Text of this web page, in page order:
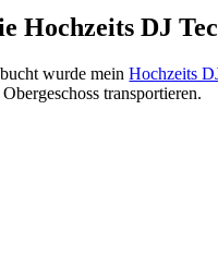
Hochzeits DJ
wurde meinHochzeits
transportieren.